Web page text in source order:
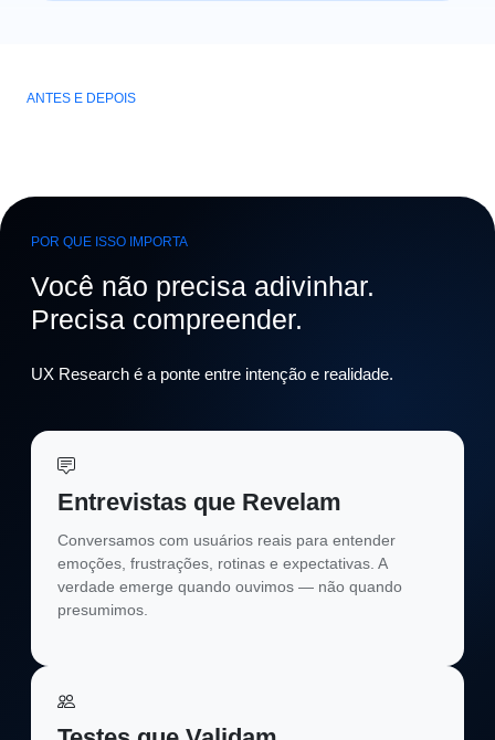
ANTES E DEPOIS
POR QUE ISSO IMPORTA
Você não precisa adivinhar.
Precisa compreender.
UX Research é a ponte entre intenção e realidade.
Entrevistas que Revelam
Conversamos com usuários reais para entender
emoções, frustrações, rotinas e expectativas. A
verdade emerge quando ouvimos — não quando
presumimos.